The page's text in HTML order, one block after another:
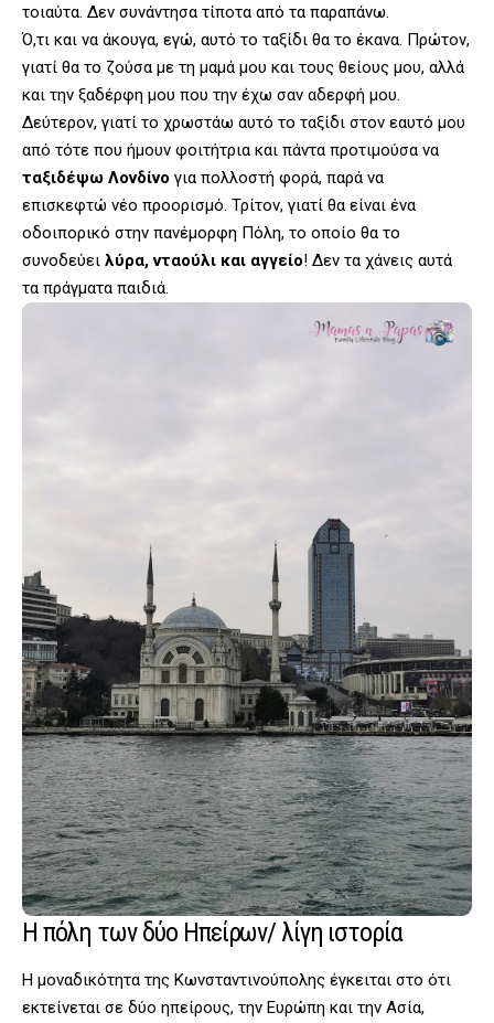
τοιαύτα. Δεν συνάντησα τίποτα από τα παραπάνω.
Ό,τι και να άκουγα, εγώ, αυτό το ταξίδι θα το έκανα. Πρώτον,
γιατί θα το ζούσα με τη μαμά μου και τους θείους μου, αλλά
και την ξαδέρφη μου που την έχω σαν αδερφή μου.
Δεύτερον, γιατί το χρωστάω αυτό το ταξίδι στον εαυτό μου
από τότε που ήμουν φοιτήτρια και πάντα προτιμούσα να
ταξιδέψω Λονδίνο για πολλοστή φορά, παρά να
επισκεφτώ νέο προορισμό. Τρίτον, γιατί θα είναι ένα
οδοιπορικό στην πανέμορφη Πόλη, το οποίο θα το
συνοδεύει λύρα, νταούλι και αγγείο! Δεν τα χάνεις αυτά
τα πράγματα παιδιά.
Η πόλη των δύο Ηπείρων/ λίγη ιστορία
Η μοναδικότητα της Κωνσταντινούπολης έγκειται στο ότι
εκτείνεται σε δύο ηπείρους, την Ευρώπη και την Ασία,